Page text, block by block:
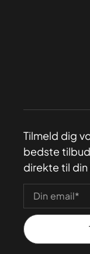
Tilmeld dig
bedste
direkte til